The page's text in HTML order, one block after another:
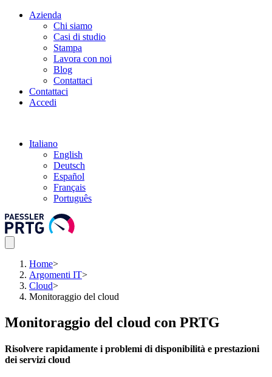
Azienda
Chi siamo
Casi di studio
Stampa
Lavora con noi
Blog
Contattaci
Contattaci
Accedi
Italiano
English
Deutsch
Español
Français
Português
Home>
Argomenti IT>
Cloud>
Monitoraggio del cloud
Monitoraggio del cloud con PRTG
Risolvere rapidamente i problemi di disponibilità e prestazioni
dei servizi cloud